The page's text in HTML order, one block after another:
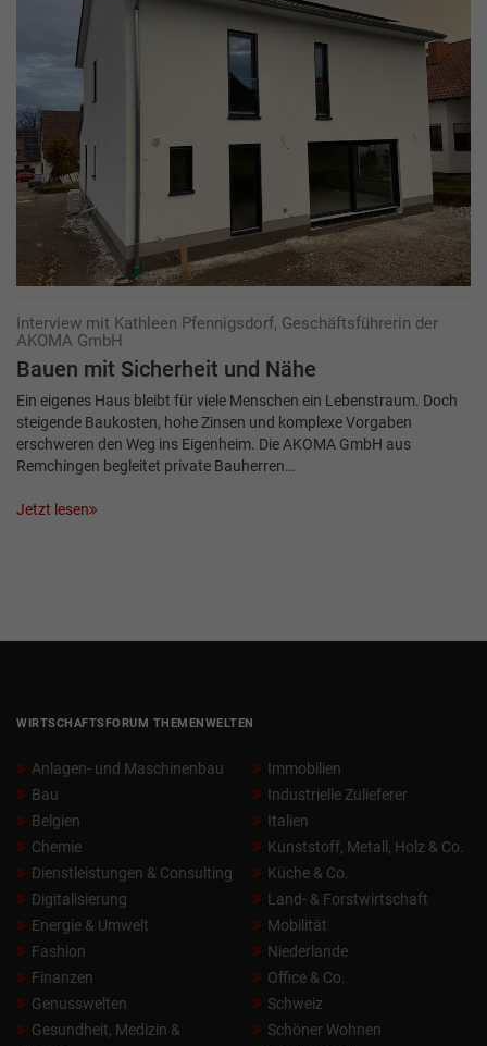
Interview mit Kathleen Pfennigsdorf, Geschäftsführerin der
AKOMA GmbH
Bauen mit Sicherheit und Nähe
Ein eigenes Haus bleibt für viele Menschen ein Lebenstraum. Doch
steigende Baukosten, hohe Zinsen und komplexe Vorgaben
erschweren den Weg ins Eigenheim. Die AKOMA GmbH aus
Remchingen begleitet private Bauherren…
Jetzt lesen
WIRTSCHAFTSFORUM THEMENWELTEN
Anlagen- und Maschinenbau
Bau
Belgien
Chemie
Dienstleistungen & Consulting
Digitalisierung
Energie & Umwelt
Fashion
Finanzen
Genusswelten
Gesundheit, Medizin &
Immobilien
Industrielle Zulieferer
Italien
Kunststoff, Metall, Holz & Co.
Küche & Co.
Land- & Forstwirtschaft
Mobilität
Niederlande
Office & Co.
Schweiz
Schöner Wohnen